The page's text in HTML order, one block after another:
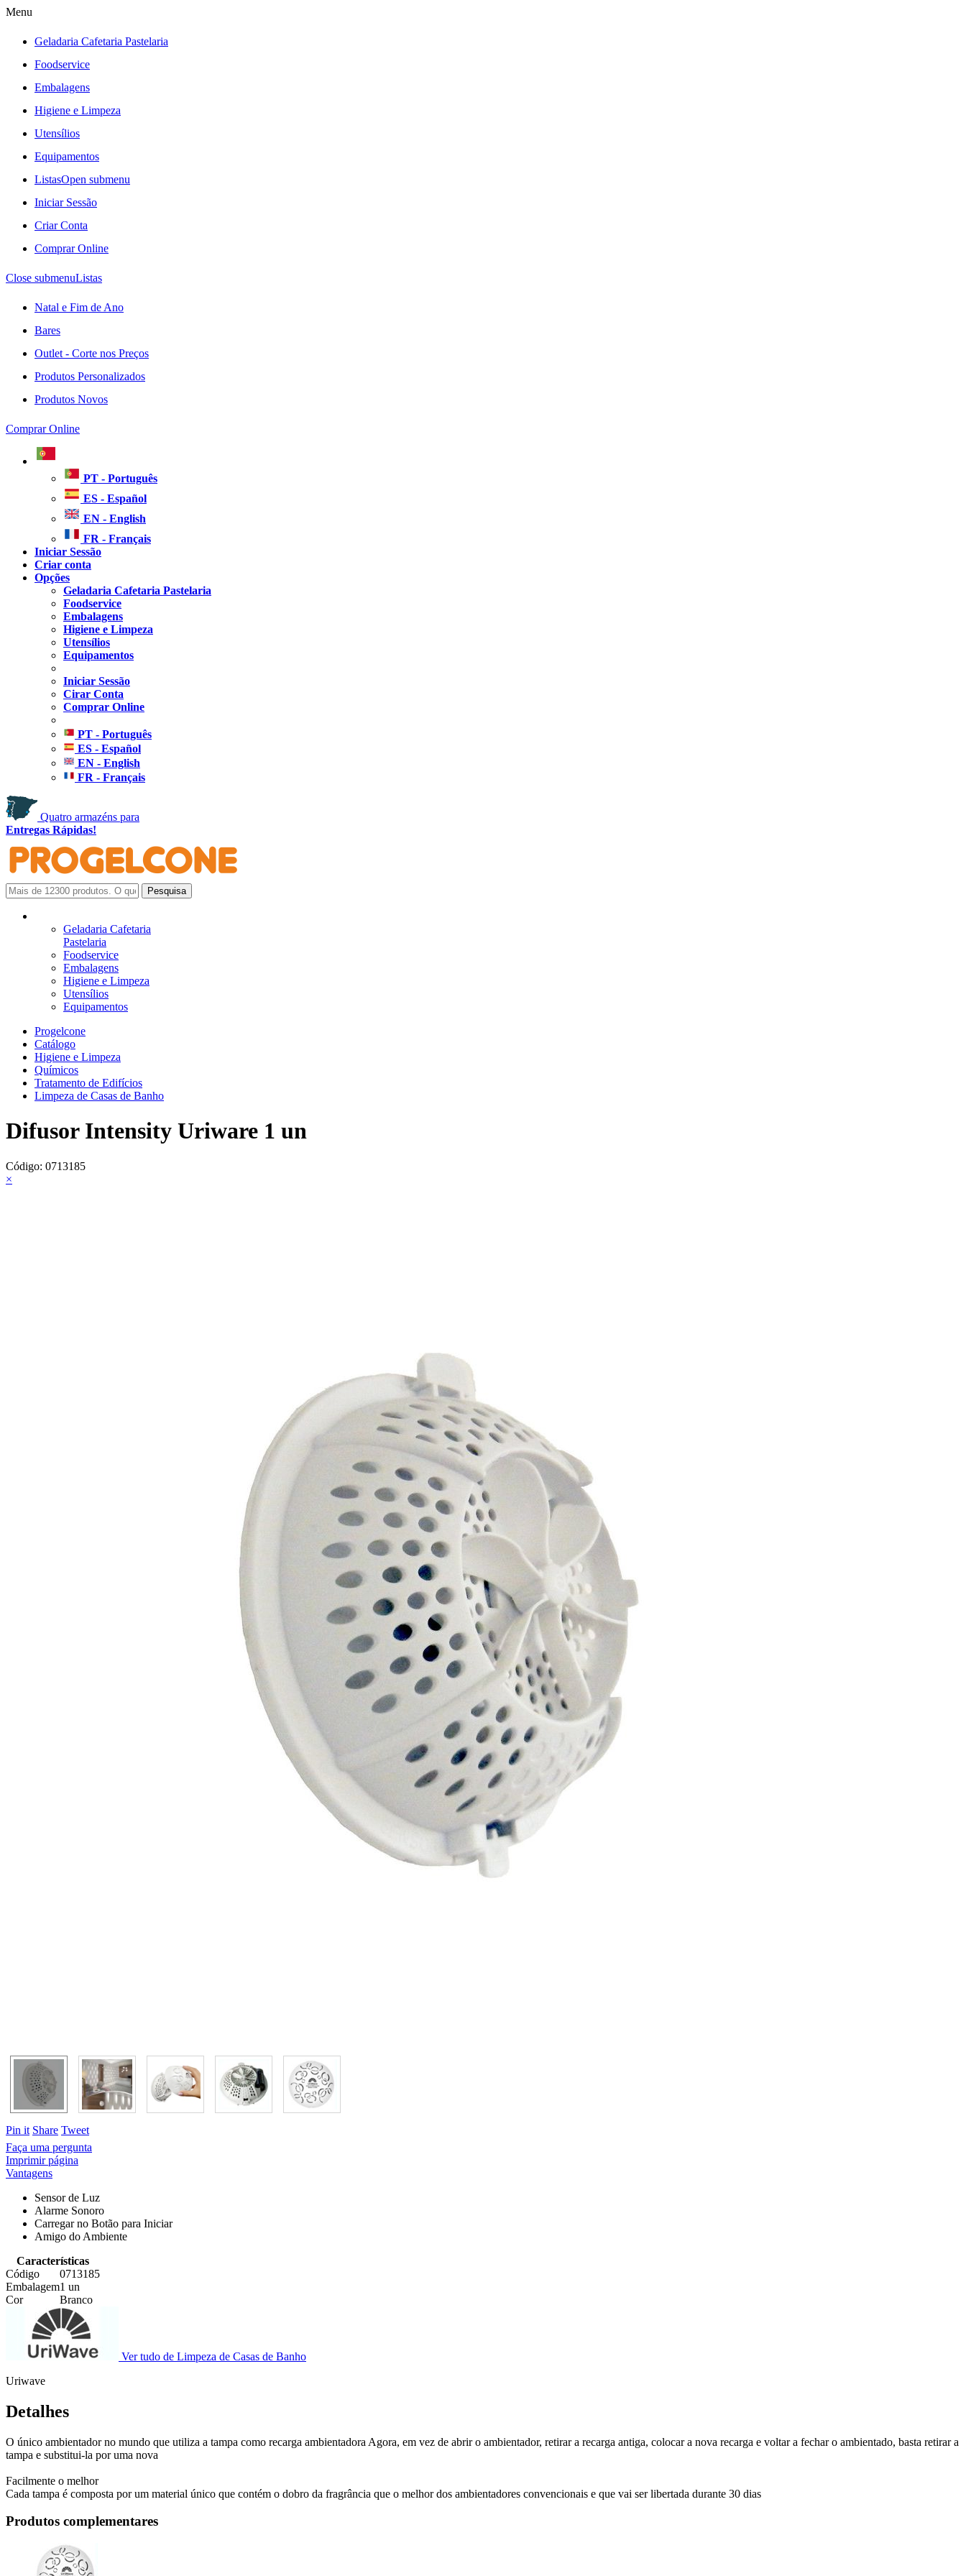
Menu
Geladaria Cafetaria Pastelaria
Foodservice
Embalagens
Higiene e Limpeza
Utensílios
Equipamentos
ListasOpen submenu
Iniciar Sessão
Criar Conta
Comprar Online
Close submenuListas
Natal e Fim de Ano
Bares
Outlet - Corte nos Preços
Produtos Personalizados
Produtos Novos
Comprar Online
PT - Português
ES - Español
EN - English
FR - Français
Iniciar Sessão
Criar conta
Opções
Geladaria Cafetaria Pastelaria
Foodservice
Embalagens
Higiene e Limpeza
Utensílios
Equipamentos
Iniciar Sessão
Cirar Conta
Comprar Online
PT - Português
ES - Español
EN - English
FR - Français
Quatro armazéns para
Entregas Rápidas!
Geladaria Cafetaria
Pastelaria
Foodservice
Embalagens
Higiene e Limpeza
Utensílios
Equipamentos
Progelcone
Catálogo
Higiene e Limpeza
Químicos
Tratamento de Edifícios
Limpeza de Casas de Banho
Difusor Intensity Uriware 1 un
Código: 0713185
×
Pin it Share Tweet
Faça uma pergunta
Imprimir página
Vantagens
Sensor de Luz
Alarme Sonoro
Carregar no Botão para Iniciar
Amigo do Ambiente
Características
Código
0713185
Embalagem1 un
Cor
Branco
Ver tudo de Limpeza de Casas de Banho
Uriwave
Detalhes
O único ambientador no mundo que utiliza a tampa como recarga ambientadora Agora, em vez de abrir o ambientador, retirar a recarga antiga, colocar a nova recarga e voltar a fechar o ambientado, basta retirar a
tampa e substitui-la por uma nova
Facilmente o melhor
Cada tampa é composta por um material único que contém o dobro da fragrância que o melhor dos ambientadores convencionais e que vai ser libertada durante 30 dias
Produtos complementares